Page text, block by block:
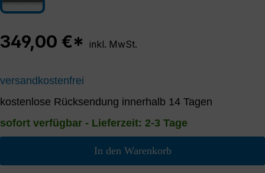
349,00 €* inkl. MwSt.
versandkostenfrei
kostenlose Rücksendung innerhalb 14 Tagen
sofort verfügbar - Lieferzeit: 2-3 Tage
In den Warenkorb